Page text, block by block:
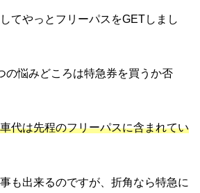
てやっとフリーパスをGETしまし
の悩みどころは特急券を買うか否
代は先程のフリーパスに含まれてい
も出来るのですが、折角なら特急に